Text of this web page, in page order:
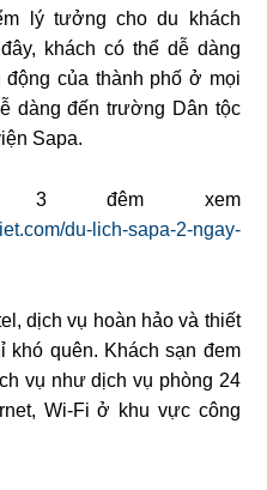
lý tưởng cho du khách
khách có thể dễ dàng
của thành phố ở mọi
dàng đến trường Dân tộc
Sapa.
3 đêm xem
du-lich-sapa-2-ngay-
dịch vụ hoàn hảo và thiết
khó quên. Khách sạn đem
vụ như dịch vụ phòng 24
Wi-Fi ở khu vực công